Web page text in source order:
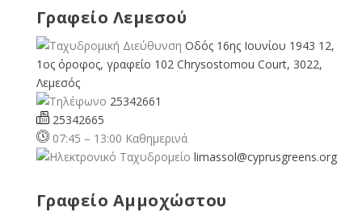
Γραφείο Λεμεσού
Οδός 16ης Ιουνίου 1943 12,
1ος όροφος, γραφείο 102 Chrysostomou Court, 3022,
Λεμεσός
25342661
25342665
07:45 – 13:00 Καθημερινά
limassol@cyprusgreens.org
Γραφείο Αμμοχώστου